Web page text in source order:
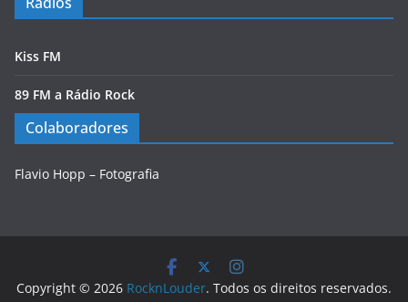
Kiss FM
89 FM a Rádio Rock
Colaboradores
Flavio Hopp – Fotografia
Copyright © 2026 RocknLouder. Todos os direitos reservados.